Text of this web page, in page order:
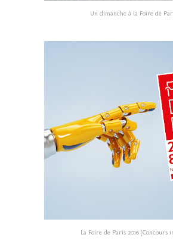
Un dimanche à la Foire de
La Foire de Paris 2016 [Concours